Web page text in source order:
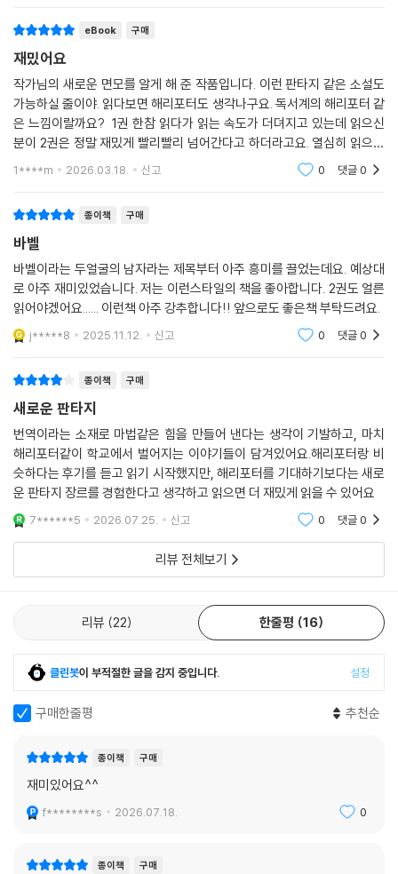
긴다는 뜻이야. 즉 번역은 공간적 차원을 포함해. 말 그대로 점령지를 가로
질러 텍스트를 수송하는 일이고, 이국의 향신료를 나르듯 단어들을 나르는
일이야. 단어들은 로마의 궁정에서 현대 영국의 찻집으로 여행하면서 무척
다른 의미를 얻게 되지.”
여기서 또 다른 문제가 제기된다. 즉 번역의 정치성이다. 소설 속에 잘 나와
있듯이 번역학은 19세기 독일 낭만주의 시대를 기점으로 제국주의의 전성
기에 하나의 독립된 학문으로 발전했다. 서구 제국주의가 주도한 전 지구
이 과정에서 번역은 식민화의 필수 도구로서 중요한 기능을 수행했다. 이
러한 식민화의 첨병인 바벨(왕립번역원)에 맞서 식민지 출신인 로빈과 친
구들이 혁명의 기치를 치켜든 것은 너무도 당연한 일이었다.
교수들은 바벨이 지식의 상아탑인 척, 사업과 통상 같은 세속적 관심사 위
에 존재하는 척하지만, 사실은 그렇지 않아. 바벨은 식민주의 사업과 긴밀
왜 작품들을 영어로만 번역하고 반대로는 하지 않는지, 통역사들은 해외에
의 확장을 위한 일이야. (1권 본문 171쪽)
로빈과 옥스퍼드 번역사 친구들이 주도한 혁명의 목적은 제국주의의 일방
적 식민화에 봉사하는 번역이 아닌, 상호 소통과 이해라는 진정한 세계화
를 위한 번역을 완성하는 것이기도 했다. 따라서 폭력과 비폭력 투쟁 사이
에서 갈등하던 그들이 결국 번역 마법으로 바벨을 폭파시키는 결말 역시
너무도 당연한 귀결이라 할 수 있다.
넘어 상대가 말하고자 하는 바를 엿보려 애쓰는 것. 세상에 자신을 내놓고
누군가 이해해주길 바라는 것.” (2권 본문 423쪽)
“끊임없이 팽창하는 제국에 대한 풍부한 묘사와 함께 언어학, 역사, 정치
빅토리아시대 영국을 면밀히 탐구한다.” (라이브러리 저널)
세계 최고의 명문이자 영문학의 산실인 옥스퍼드대학교는 그 명성에 걸맞
해도 옥스퍼드 출신인 J. R. R. 톨킨과 C. S. 루이스, 루이스 캐럴이 이곳에
반』과 J. K. 롤링의 『해리 포터』 시리즈는 고색창연한 옥스퍼드를 배경으로
eBook 구매
재밌어요
작가님의 새로운 면모를 알게 해 준 작품입니다. 이런 판타지 같은 소설도
가능하실 줄이야. 읽다보면 해리포터도 생각나구요. 독서계의 해리포터 같
은 느낌이랄까요? 1권 한참 읽다가 읽는 속도가 더뎌지고 있는데 읽으신
분이 2권은 정말 재밌게 빨리빨리 넘어간다고 하더라고요. 열심히 읽으려
고요^^♡
1****m 2026.03.18. 신고 0 댓글0
종이책 구매
바벨
바벨이라는 두얼굴의 남자라는 제목부터 아주 흥미를 끌었는데요. 예상대
로 아주 재미있었습니다. 저는 이런스타일의 책을 좋아합니다. 2권도 얼른
읽어야겠어요...... 이런책 아주 강추합니다!! 앞으로도 좋은책 부탁드려요.
j*****8 2025.11.12. 신고 0 댓글0
종이책 구매
새로운 판타지
번역이라는 소재로 마법같은 힘을 만들어 낸다는 생각이 기발하고, 마치
해리포터같이 학교에서 벌어지는 이야기들이 담겨있어요.해리포터랑 비
슷하다는 후기를 듣고 읽기 시작했지만, 해리포터를 기대하기보다는 새로
운 판타지 장르를 경험한다고 생각하고 읽으면 더 재밌게 읽을 수 있어요
7******5 2026.07.25. 신고 0 댓글0
리뷰 전체보기
리뷰 22 한줄평 16
클린봇이 부적절한 글을 감지 중입니다. 설정
구매한줄평 추천순
종이책 구매
재미있어요^^
f********s 2026.07.18. 0
종이책 구매